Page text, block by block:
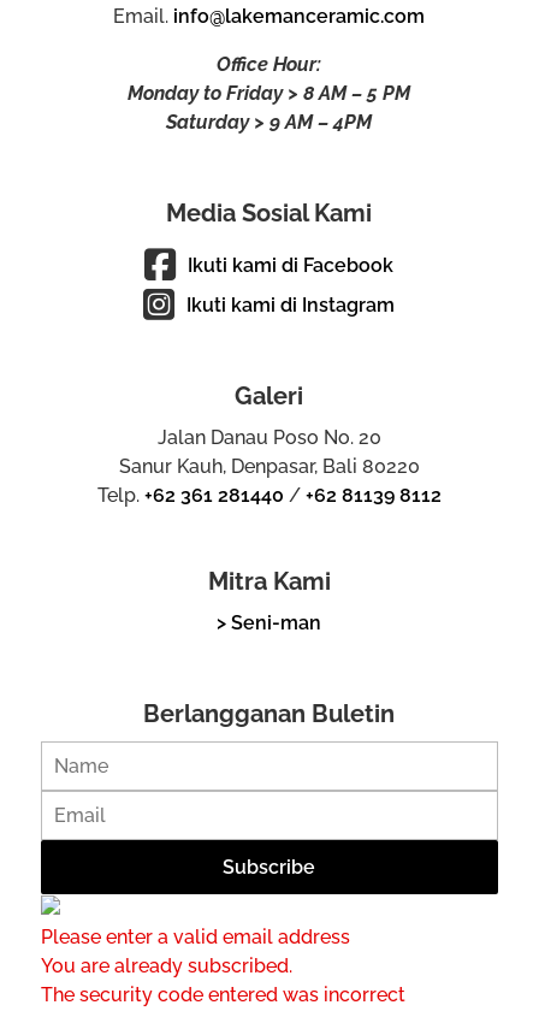
Email. info@lakemanceramic.com
Office Hour:
Monday to Friday > 8 AM – 5 PM
Saturday > 9 AM – 4PM
Media Sosial Kami
Ikuti kami di Facebook
Ikuti kami di Instagram
Galeri
Jalan Danau Poso No. 20
Sanur Kauh, Denpasar, Bali 80220
Telp. +62 361 281440 / +62 81139 8112
Mitra Kami
> Seni-man
Berlangganan Buletin
Please enter a valid email address
You are already subscribed.
The security code entered was incorrect